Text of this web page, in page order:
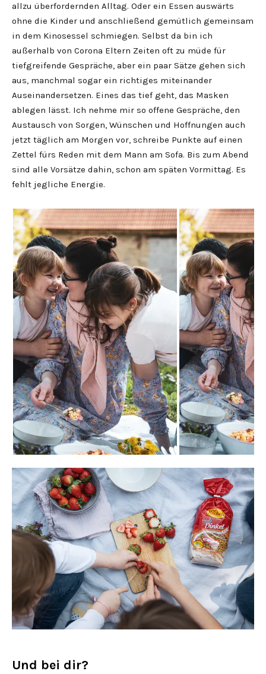
allzu überfordernden Alltag. Oder ein Essen auswärts
ohne die Kinder und anschließend gemütlich gemeinsam
in dem Kinosessel schmiegen. Selbst da bin ich
außerhalb von Corona Eltern Zeiten oft zu müde für
tiefgreifende Gespräche, aber ein paar Sätze gehen sich
aus, manchmal sogar ein richtiges miteinander
Auseinandersetzen. Eines das tief geht, das Masken
ablegen lässt. Ich nehme mir so offene Gespräche, den
Austausch von Sorgen, Wünschen und Hoffnungen auch
jetzt täglich am Morgen vor, schreibe Punkte auf einen
Zettel fürs Reden mit dem Mann am Sofa. Bis zum Abend
sind alle Vorsätze dahin, schon am späten Vormittag. Es
fehlt jegliche Energie.
Und bei dir?